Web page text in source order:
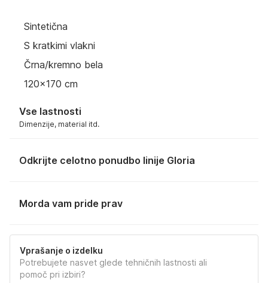
Sintetična
S kratkimi vlakni
Črna/kremno bela
120x170 cm
Vse lastnosti
Dimenzije, material itd.
Odkrijte celotno ponudbo linije Gloria
Morda vam pride prav
Vprašanje o izdelku
Potrebujete nasvet glede tehničnih lastnosti ali
pomoč pri izbiri?